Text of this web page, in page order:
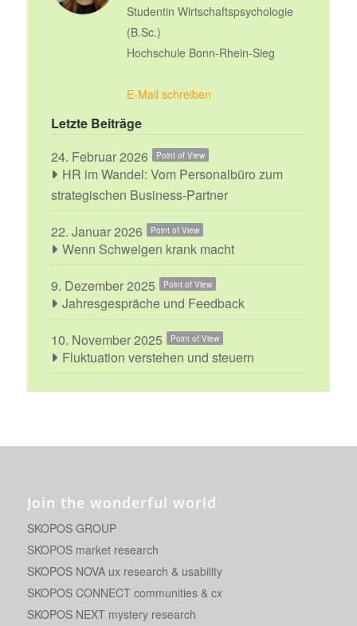
Studentin Wirtschaftspsychologie
(B.Sc.)
Hochschule Bonn-Rhein-Sieg
E-Mail schreiben
Letzte Beiträge
24. Februar 2026
Point of View
HR im Wandel: Vom Personalbüro zum
strategischen Business-Partner
22. Januar 2026
Point of View
Wenn Schweigen krank macht
9. Dezember 2025
Point of View
Jahresgespräche und Feedback
10. November 2025
Point of View
Fluktuation verstehen und steuern
Join the wonderful world
SKOPOS GROUP
SKOPOS market research
SKOPOS NOVA ux research & usability
SKOPOS CONNECT communities & cx
SKOPOS NEXT mystery research